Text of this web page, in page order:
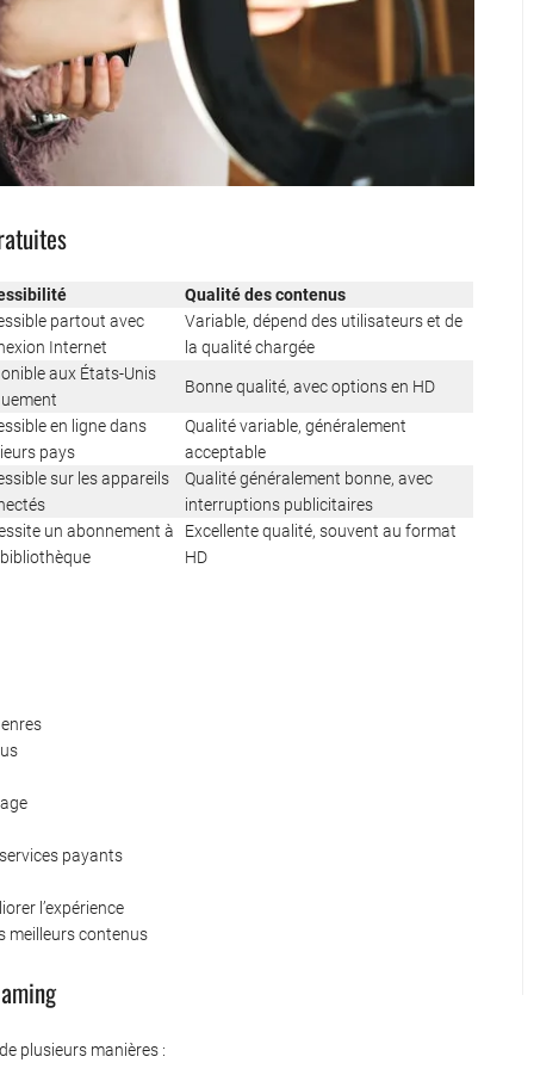
Qualité des contenus
partout avec
Internet
Variable, dépend des utilisateurs et de
la qualité chargée
aux États-Unis
Bonne qualité, avec options en HD
en ligne dans
pays
Qualité variable, généralement
acceptable
sur les appareils
Qualité généralement bonne, avec
interruptions publicitaires
un abonnement à
Excellente qualité, souvent au format
HD
payants
l’expérience
meilleurs contenus
plusieurs manières :